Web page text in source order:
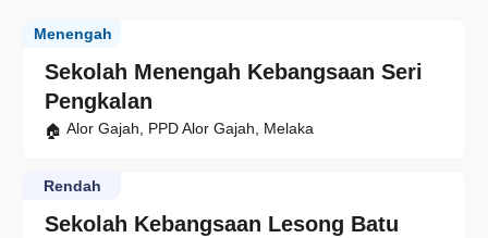
Sekolah Menengah Kebangsaan Seri
Pengkalan
Menengah
Alor Gajah, PPD Alor Gajah, Melaka
Sekolah Kebangsaan Lesong Batu
Rendah